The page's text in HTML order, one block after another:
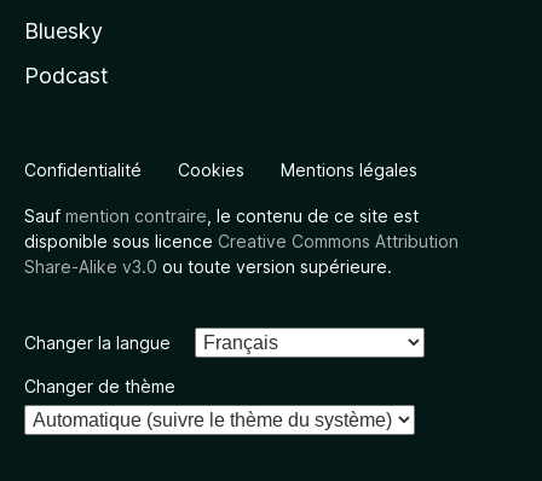
Bluesky
Podcast
Confidentialité Cookies Mentions légales
Sauf mention contraire , le contenu de ce site est
disponible sous licence Creative Commons Attribution
Share-Alike v3.0 ou toute version supérieure.
Changer la langue
Changer de thème